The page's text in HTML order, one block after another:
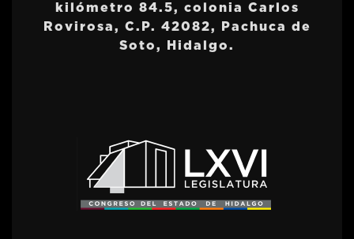
kilómetro 84.5, colonia Carlos
Rovirosa, C.P. 42082, Pachuca de
Soto, Hidalgo.